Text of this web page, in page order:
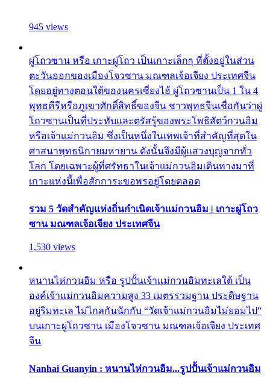
945 views
ผู่โถวซาน หรือ เกาะผู่โถว เป็นเกาะเล็กๆ ที่ตั้งอยู่ในส่วน
ตะวันออกของเมืองโจวซาน มณฑลเจ้อเจียง ประเทศจีน
โดยอยู่ทางตอนใต้ของนครเซี่ยงไฮ้ ผู่โถวซานเป็น 1 ใน 4
พุทธคีรีหรือภูเขาศักดิ์สิทธิ์ของจีน ชาวพุทธจีนเชื่อกันว่าผู่
โถวซานเป็นที่ประทับและตรัสรู้ของพระโพธิสัตว์กวนอิม
หรือเจ้าแม่กวนอิม ซึ่งเป็นหนึ่งในเทพเจ้าที่สำคัญที่สุดใน
ศาสนาพุทธนิกายมหายาน ดังนั้นจึงมีผู้แสวงบุญจากทั่ว
โลก โดยเฉพาะผู้ที่ศรัทธาในเจ้าแม่กวนอิมเดินทางมาที่
เกาะแห่งนี้เพื่อสักการะขอพรอยู่โดยตลอด
รวม 5 วัดสำคัญแห่งถิ่นกำเนิดเจ้าแม่กวนอิม | เกาะผู่โถว
ซาน มณฑลเจ้อเจียง ประเทศจีน
1,530 views
หนานไห่กวนอิม หรือ รูปปั้นเจ้าแม่กวนอิมทะเลใต้ เป็น
องค์เจ้าแม่กวนอิมความสูง 33 เมตรรวมฐาน ประดิษฐาน
อยู่ริมทะเล ไม่ไกลกันนักกับ “วัดเจ้าแม่กวนอิมไม่ยอมไป”
บนเกาะผู่โถวซาน เมืองโจวซาน มณฑลเจ้อเจียง ประเทศ
จีน
Nanhai Guanyin : หนานไห่กวนอิม...รูปปั้นเจ้าแม่กวนอิม